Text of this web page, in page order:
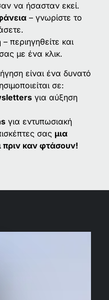
να ήσασταν εκεί.
– γνωρίστε το
– περιηγηθείτε και
με ένα κλικ.
είναι ένα δυνατό
σε:
για αύξηση
για εντυπωσιακή
σας μια
πριν καν φτάσουν!